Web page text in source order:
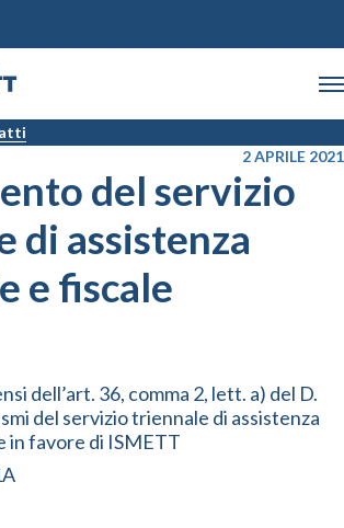
2 APRILE 2021
del servizio
di assistenza
e fiscale
dell’art. 36, comma 2, lett. a) del D.
del servizio triennale di assistenza
in favore di ISMETT